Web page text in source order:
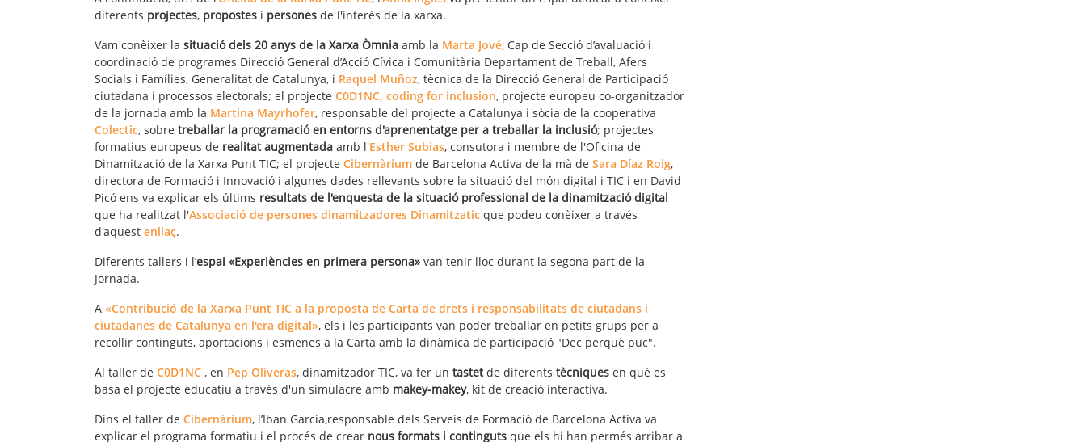
diferents projectes, propostes i persones de l'interès de la xarxa.
Vam conèixer la situació dels 20 anys de la Xarxa Òmnia amb la Marta Jové, Cap de Secció d’avaluació i
coordinació de programes Direcció General d’Acció Cívica i Comunitària Departament de Treball, Afers
Socials i Famílies, Generalitat de Catalunya, i Raquel Muñoz, tècnica de la Direcció General de Participació
ciutadana i processos electorals; el projecte C0D1NC, coding for inclusion, projecte europeu co-organitzador
de la jornada amb la Martina Mayrhofer, responsable del projecte a Catalunya i sòcia de la cooperativa
Colectic, sobre treballar la programació en entorns d'aprenentatge per a treballar la inclusió; projectes
formatius europeus de realitat augmentada amb l'Esther Subias, consutora i membre de l'Oficina de
Dinamització de la Xarxa Punt TIC; el projecte Cibernàrium de Barcelona Activa de la mà de Sara Díaz Roig,
directora de Formació i Innovació i algunes dades rellevants sobre la situació del món digital i TIC i en David
Picó ens va explicar els últims resultats de l'enquesta de la situació professional de la dinamització digital
que ha realitzat l'Associació de persones dinamitzadores Dinamitzatic que podeu conèixer a través
d'aquest enllaç.
Diferents tallers i l’espai «Experiències en primera persona» van tenir lloc durant la segona part de la
Jornada.
A «Contribució de la Xarxa Punt TIC a la proposta de Carta de drets i responsabilitats de ciutadans i
ciutadanes de Catalunya en l'era digital», els i les participants van poder treballar en petits grups per a
recollir continguts, aportacions i esmenes a la Carta amb la dinàmica de participació "Dec perquè puc".
Al taller de C0D1NC , en Pep Oliveras, dinamitzador TIC, va fer un tastetde diferents tècniques en què es
basa el projecte educatiu a través d'un simulacre amb makey-makey, kit de creació interactiva.
Dins el taller de Cibernàrium, l’Iban Garcia,responsable dels Serveis de Formació de Barcelona Activa va
explicar el programa formatiu i el procés de crear nous formats i continguts que els hi han permés arribar a